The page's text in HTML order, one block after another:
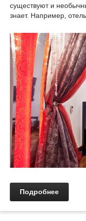
существуют и
знает. Например,
Подробнее